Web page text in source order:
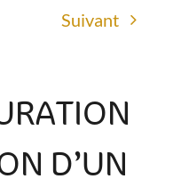
Suivant
D’UN